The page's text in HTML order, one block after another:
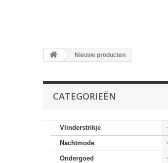
Nieuwe producten
CATEGORIEËN
Vlinderstrikje
Nachtmode
Ondergoed